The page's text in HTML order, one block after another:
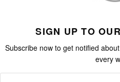
SIGN UP TO
Subscribe now to get notified
every